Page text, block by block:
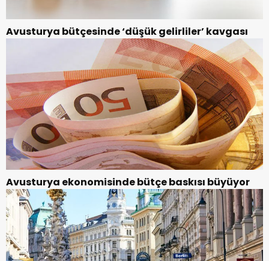
Avusturya bütçesinde ‘düşük gelirliler’ kavgası
Avusturya ekonomisinde bütçe baskısı büyüyor